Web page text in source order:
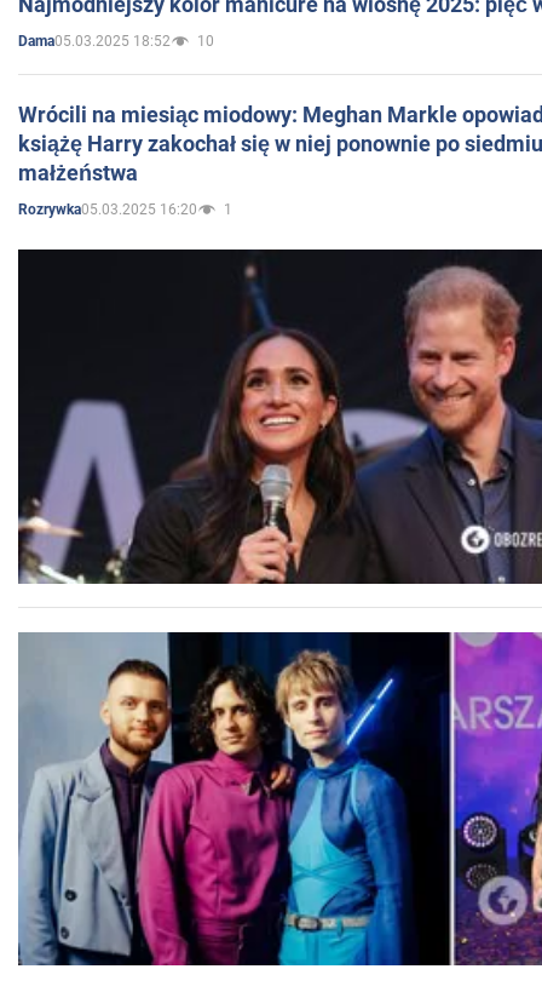
Dama05.03.2025 18:52 10
Wrócili na miesiąc miodowy: Meghan Markle
książę Harry zakochał się w niej ponownie po
małżeństwa
Rozrywka05.03.2025 16:20 1